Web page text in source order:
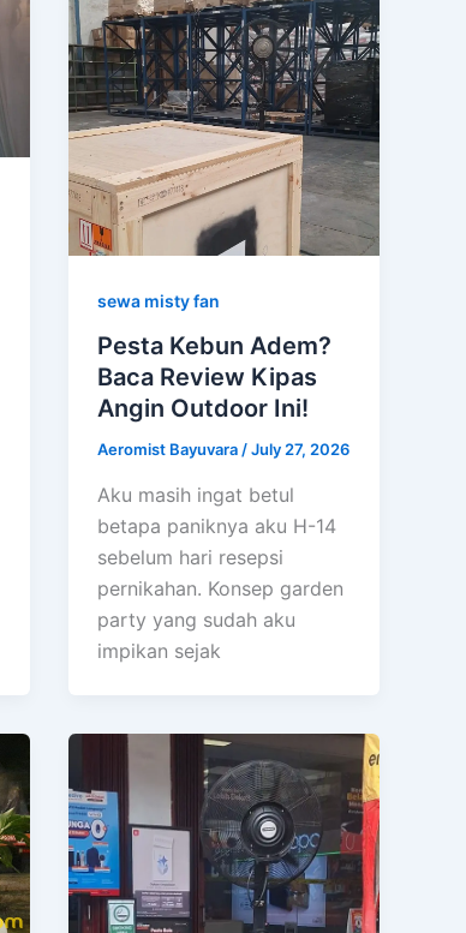
sewa misty fan
Pesta Kebun Adem?
Baca Review Kipas
Angin Outdoor Ini!
Aeromist Bayuvara/July 27, 2026
Aku masih ingat betul
betapa paniknya aku H-14
sebelum hari resepsi
pernikahan. Konsep garden
party yang sudah aku
impikan sejak